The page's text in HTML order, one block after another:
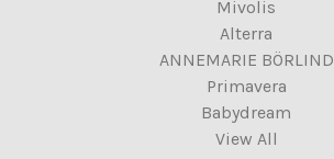
Mivolis
Alterra
ANNEMARIE BÖRLIND
Primavera
Babydream
View All